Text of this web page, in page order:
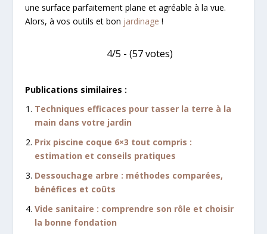
une surface parfaitement plane et agréable à la vue.
Alors, à vos outils et bon jardinage !
4/5 - (57 votes)
Publications similaires :
Techniques efficaces pour tasser la terre à la
main dans votre jardin
Prix piscine coque 6×3 tout compris :
estimation et conseils pratiques
Dessouchage arbre : méthodes comparées,
bénéfices et coûts
Vide sanitaire : comprendre son rôle et choisir
la bonne fondation